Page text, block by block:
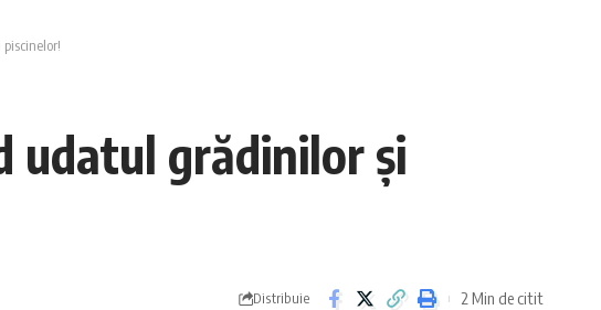
udatul grădinilor și
Distribuie 2 Min de citit